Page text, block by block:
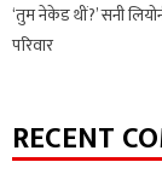
‘तुम नेकेड थीं?’ सनी
परिवार
RECENT